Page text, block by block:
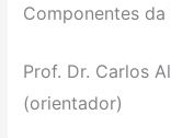
Componentes da
Prof. Dr. Carlos
(orientador)